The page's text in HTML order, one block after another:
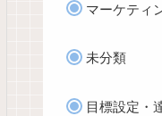
マーケティ
未分類
目標設定・